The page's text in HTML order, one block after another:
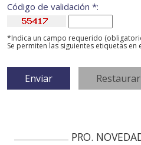
Código de validación *:
*Indica un campo requerido
Se permiten las siguientes etiquetas en
PRO.